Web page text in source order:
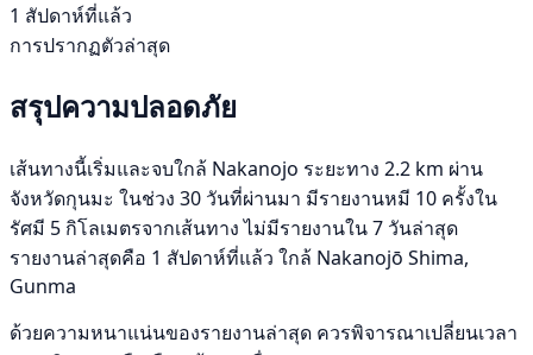
1 สัปดาห์ที่แล้ว
การปรากฏตัวล่าสุด
สรุปความปลอดภัย
เส้นทางนี้เริ่มและจบใกล้ Nakanojo ระยะทาง 2.2 km ผ่าน
จังหวัดกุนมะ ในช่วง 30 วันที่ผ่านมา มีรายงานหมี 10 ครั้งใน
รัศมี 5 กิโลเมตรจากเส้นทาง ไม่มีรายงานใน 7 วันล่าสุด
รายงานล่าสุดคือ 1 สัปดาห์ที่แล้ว ใกล้ Nakanojō Shima,
Gunma
ด้วยความหนาแน่นของรายงานล่าสุด ควรพิจารณาเปลี่ยนเวลา